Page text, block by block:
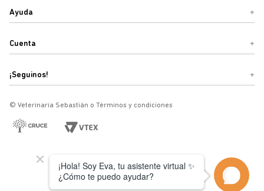
Ayuda +
Cuenta +
¡Seguinos! +
© Veterinaria Sebastián o Términos y condiciones